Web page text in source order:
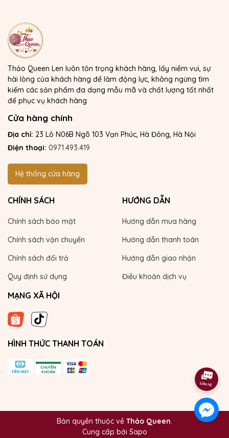
Thảo Queen Len luôn tôn trọng khách hàng, lấy niềm vui, sự
hài lòng của khách hàng để làm động lực, không ngừng tìm
kiếm các sản phẩm đa dạng mẫu mã và chất lượng tốt nhất
để phục vụ khách hàng
Cửa hàng chính
Địa chỉ: 23 Lô N06B Ngõ 103 Vạn Phúc, Hà Đông, Hà Nội
Điện thoại: 0971.493.419
Hệ thống cửa hàng
CHÍNH SÁCH
Chính sách bảo mật
Chính sách vận chuyển
Chính sách đổi trả
Quy định sử dụng
HƯỚNG DẪN
Hướng dẫn mua hàng
Hướng dẫn thanh toán
Hướng dẫn giao nhận
Điều khoản dịch vụ
MẠNG XÃ HỘI
HÌNH THỨC THANH TOÁN
Bản quyền thuộc về Thảo Queen.
Cung cấp bởi Sapo